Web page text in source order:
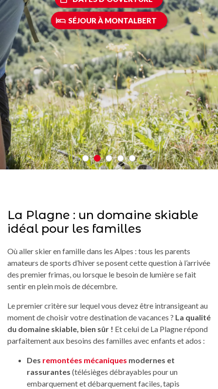
SÉJOUR À MONTALBERT
La Plagne : un domaine skiable
idéal pour les familles
Où aller skier en famille dans les Alpes : tous les parents
amateurs de sports d’hiver se posent cette question à l’arrivée
des premier frimas, ou lorsque le besoin de lumière se fait
sentir en plein mois de décembre.
Le premier critère sur lequel vous devez être intransigeant au
moment de choisir votre destination de vacances ? La qualité
du domaine skiable, bien sûr ! Et celui de La Plagne répond
parfaitement aux besoins des familles avec enfants et ados :
Des remontées mécaniques modernes et
rassurantes (télésièges débrayables pour un
embarquement et débarquement faciles, tapis